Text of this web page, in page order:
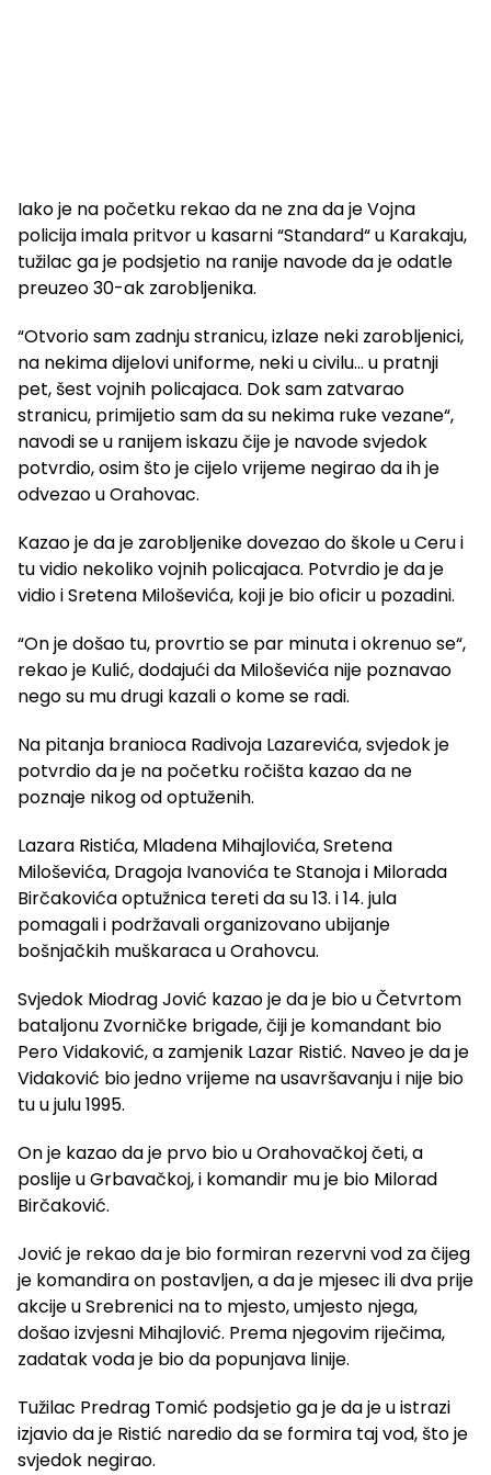
Iako je na početku rekao da ne zna da je Vojna
policija imala pritvor u kasarni “Standard“ u Karakaju,
tužilac ga je podsjetio na ranije navode da je odatle
preuzeo 30-ak zarobljenika.
“Otvorio sam zadnju stranicu, izlaze neki zarobljenici,
na nekima dijelovi uniforme, neki u civilu… u pratnji
pet, šest vojnih policajaca. Dok sam zatvarao
stranicu, primijetio sam da su nekima ruke vezane“,
navodi se u ranijem iskazu čije je navode svjedok
potvrdio, osim što je cijelo vrijeme negirao da ih je
odvezao u Orahovac.
Kazao je da je zarobljenike dovezao do škole u Ceru i
tu vidio nekoliko vojnih policajaca. Potvrdio je da je
vidio i Sretena Miloševića, koji je bio oficir u pozadini.
“On je došao tu, provrtio se par minuta i okrenuo se“,
rekao je Kulić, dodajući da Miloševića nije poznavao
nego su mu drugi kazali o kome se radi.
Na pitanja branioca Radivoja Lazarevića, svjedok je
potvrdio da je na početku ročišta kazao da ne
poznaje nikog od optuženih.
Lazara Ristića, Mladena Mihajlovića, Sretena
Miloševića, Dragoja Ivanovića te Stanoja i Milorada
Birčakovića optužnica tereti da su 13. i 14. jula
pomagali i podržavali organizovano ubijanje
bošnjačkih muškaraca u Orahovcu.
Svjedok Miodrag Jović kazao je da je bio u Četvrtom
bataljonu Zvorničke brigade, čiji je komandant bio
Pero Vidaković, a zamjenik Lazar Ristić. Naveo je da je
Vidaković bio jedno vrijeme na usavršavanju i nije bio
tu u julu 1995.
On je kazao da je prvo bio u Orahovačkoj četi, a
poslije u Grbavačkoj, i komandir mu je bio Milorad
Birčaković.
Jović je rekao da je bio formiran rezervni vod za čijeg
je komandira on postavljen, a da je mjesec ili dva prije
akcije u Srebrenici na to mjesto, umjesto njega,
došao izvjesni Mihajlović. Prema njegovim riječima,
zadatak voda je bio da popunjava linije.
Tužilac Predrag Tomić podsjetio ga je da je u istrazi
izjavio da je Ristić naredio da se formira taj vod, što je
svjedok negirao.